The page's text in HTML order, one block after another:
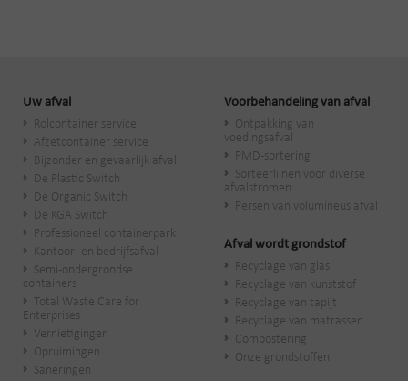
Uw afval
Rolcontainer service
Afzetcontainer service
Bijzonder en gevaarlijk afval
De Plastic Switch
De Organic Switch
De KGA Switch
Professioneel containerpark
Kantoor- en bedrijfsafval
Semi-ondergrondse
containers
Total Waste Care for
Enterprises
Vernietigingen
Opruimingen
Saneringen
Voorbehandeling van afval
Ontpakking van
voedingsafval
PMD-sortering
Sorteerlijnen voor diverse
afvalstromen
Persen van volumineus afval
Afval wordt grondstof
Recyclage van glas
Recyclage van kunststof
Recyclage van tapijt
Recyclage van matrassen
Compostering
Onze grondstoffen